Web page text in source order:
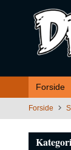
innholdet
Forside
Forside